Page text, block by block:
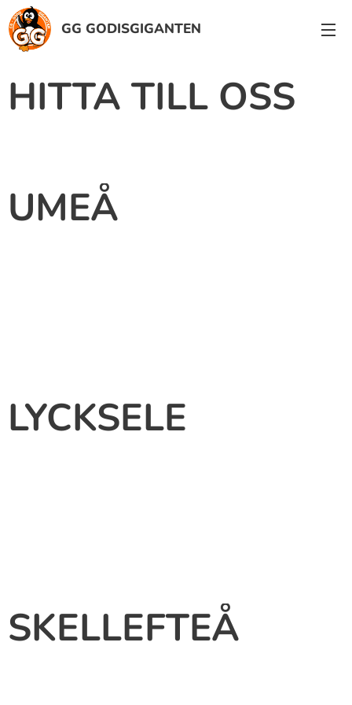
GG GODISGIGANTEN
HITTA TILL OSS
UMEÅ
LYCKSELE
SKELLEFTEÅ